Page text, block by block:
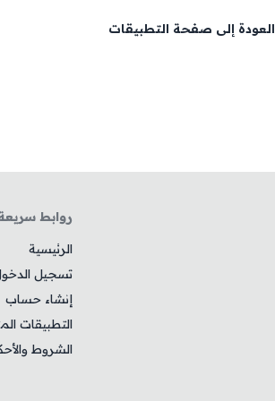
العودة إلى صفحة التطبيقات
روابط
الرئيسية
تسجيل
إنشاء حساب
التطبيقات
الشروط